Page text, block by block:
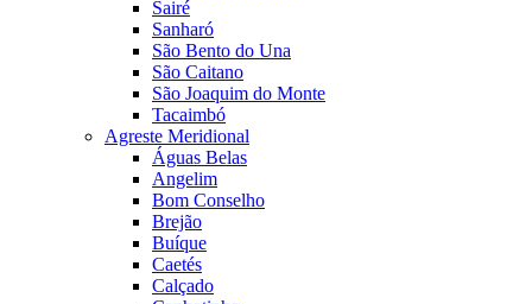
Sairé
Sanharó
São Bento do Una
São Caitano
São Joaquim do Monte
Tacaimbó
Agreste Meridional
Águas Belas
Angelim
Bom Conselho
Brejão
Buíque
Caetés
Calçado